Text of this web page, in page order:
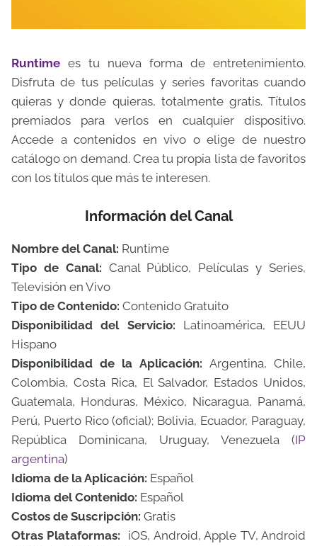
Runtime es tu nueva forma de entretenimiento.
Disfruta de tus películas y series favoritas cuando
quieras y donde quieras, totalmente gratis. Títulos
premiados para verlos en cualquier dispositivo.
Accede a contenidos en vivo o elige de nuestro
catálogo on demand. Crea tu propia lista de favoritos
con los títulos que más te interesen.
Información del Canal
Nombre del Canal: Runtime
Tipo de Canal: Canal Público, Películas y Series,
Televisión en Vivo
Tipo de Contenido: Contenido Gratuito
Disponibilidad del Servicio: Latinoamérica, EEUU
Hispano
Disponibilidad de la Aplicación: Argentina, Chile,
Colombia, Costa Rica, El Salvador, Estados Unidos,
Guatemala, Honduras, México, Nicaragua, Panamá,
Perú, Puerto Rico (oficial); Bolivia, Ecuador, Paraguay,
República Dominicana, Uruguay, Venezuela (IP
argentina)
Idioma de la Aplicación: Español
Idioma del Contenido: Español
Costos de Suscripción: Gratis
Otras Plataformas:
iOS, Android, Apple TV, Android